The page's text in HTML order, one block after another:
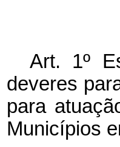
Art. 1º
deveres
para
Municípios